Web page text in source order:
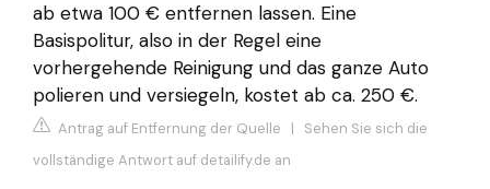
ab etwa 100 € entfernen lassen. Eine
Basispolitur, also in der Regel eine
vorhergehende Reinigung und das ganze Auto
polieren und versiegeln, kostet ab ca. 250 €.
Antrag auf Entfernung der Quelle | Sehen Sie sich die
vollständige Antwort auf detailify.de an